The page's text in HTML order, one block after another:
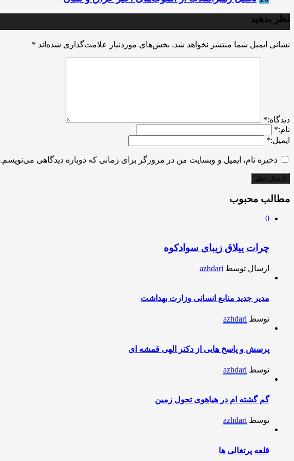
نظر بدهید
نشانی ایمیل شما منتشر نخواهد شد. بخش‌های موردنیاز علامت‌گذاری شده‌اند *
ديدگاه:*
نام:*
ایمیل:*
ذخیره نام، ایمیل و وبسایت من در مرورگر برای زمانی که دوباره دیدگاهی می‌نویسم.
مطالب محبوب
0
چرات ییلاق زیبای سوادکوه
ارسال توسط azhdari
مدیر جدید منابع انسانی وزارت بهداشت
توسط azhdari
پرسش و پاسخ هایی از دکتر الهی قمشه ای
توسط azhdari
گم گشته ام در هیاهوی تحول زمین
توسط azhdari
قلعه پرتغالی ها